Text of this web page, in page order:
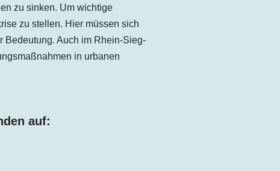
zu sinken. Um wichtige
zu stellen. Hier müssen sich
Bedeutung. Auch im Rhein-Sieg-
in urbanen
auf: